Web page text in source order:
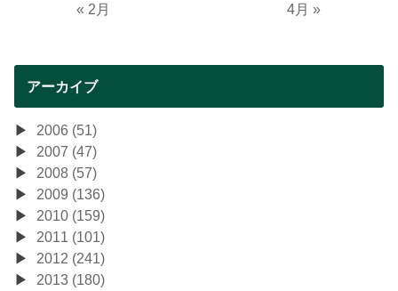
« 2月 4月 »
アーカイブ
2006 (51)
2007 (47)
2008 (57)
2009 (136)
2010 (159)
2011 (101)
2012 (241)
2013 (180)